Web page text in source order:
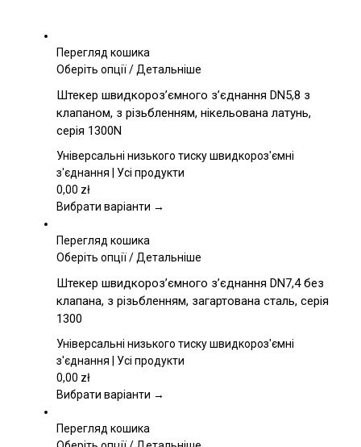
Перегляд кошика
Оберіть опціїЦей
має
кілька
Параметри
можна
на
товару
/Детальніше
Штекер швидкороз’ємного з’єднання DN5,8 з
клапаном, з різьбленням, нікельована латунь,
серія 1300N
Універсальні низького тиску швидкороз'ємні
з'єднання | Усі продукти
0,00 zł
Вибрати варіанти →
Перегляд кошика
Оберіть опціїЦей
має
кілька
Параметри
можна
на
товару
/Детальніше
Штекер швидкороз’ємного з’єднання DN7,4 без
клапана, з різьбленням, загартована сталь, серія
1300
Універсальні низького тиску швидкороз'ємні
з'єднання | Усі продукти
0,00 zł
Вибрати варіанти →
Перегляд кошика